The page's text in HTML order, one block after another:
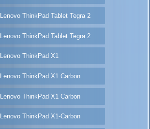
Lenovo ThinkPad Tablet Tegra 2
Lenovo ThinkPad Tablet Tegra 2
Lenovo ThinkPad X1
Lenovo ThinkPad X1 Carbon
Lenovo ThinkPad X1 Carbon
Lenovo ThinkPad X1-Carbon